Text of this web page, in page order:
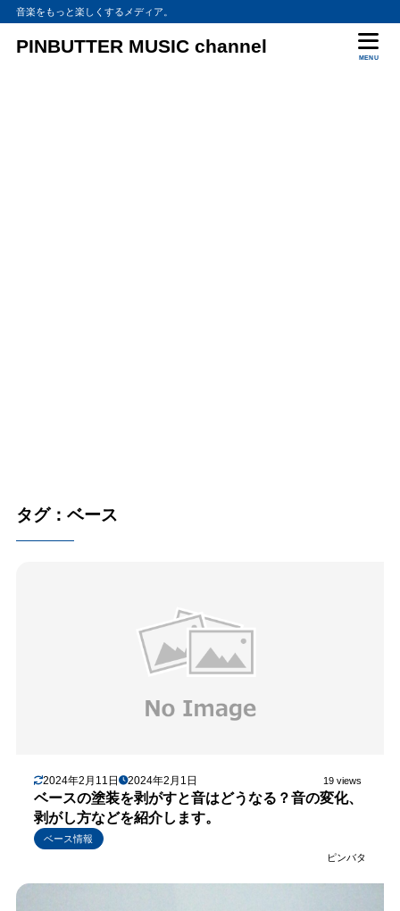
音楽をもっと楽しくするメディア。
PINBUTTER MUSIC channel
MENU
タグ：ベース
2024年2月11日 2024年2月1日 19 views
ベースの塗装を剥がすと音はどうなる？音の変化、
剥がし方などを紹介します。
ベース情報
ピンバタ